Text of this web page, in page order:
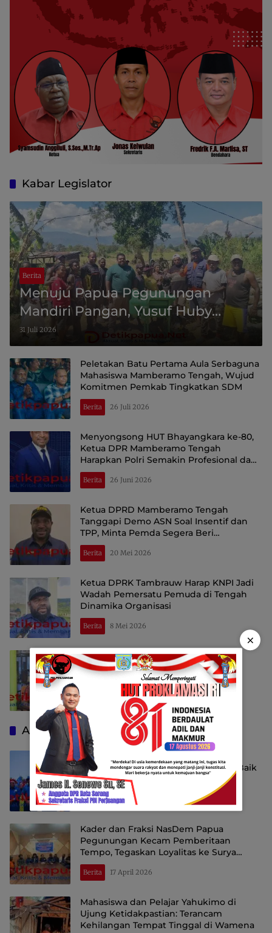
Kabar Legislator
Berita
Menuju Papua Pegunungan
Mandiri Pangan, Yusuf Huby
Fokus Perkuat Pertanian dan
Peternakan Rakyat
31 Juli 2026
Peletakan Batu Pertama Aula Serbaguna
Mahasiswa Mamberamo Tengah, Wujud
Komitmen Pemkab Tingkatkan SDM
Berita 26 Juli 2026
Menyongsong HUT Bhayangkara ke-80,
Ketua DPR Mamberamo Tengah
Harapkan Polri Semakin Profesional dan
Dicintai Rakyat
Berita 26 Juni 2026
Ketua DPRD Mamberamo Tengah
Tanggapi Demo ASN Soal Insentif dan
TPP, Minta Pemda Segera Beri
Penjelasan Terbuka
Berita 20 Mei 2026
Ketua DPRK Tambrauw Harap KNPI Jadi
Wadah Pemersatu Pemuda di Tengah
Dinamika Organisasi
Berita 8 Mei 2026
Unika Fajar Timur Hadir, Saatnya
Generasi Papua Bangkit melalui
4 Mei 2026
Advertising
NasDem Mamteng Angkat Suara:
Pemberitaan Dinilai Rugikan Nama Baik
Surya Paloh
Berita 17 April 2026
Kader dan Fraksi NasDem Papua
Pegunungan Kecam Pemberitaan
Tempo, Tegaskan Loyalitas ke Surya
Paloh
Berita 17 April 2026
Mahasiswa dan Pelajar Yahukimo di
Ujung Ketidakpastian: Terancam
Kehilangan Tempat Tinggal di Wamena
×